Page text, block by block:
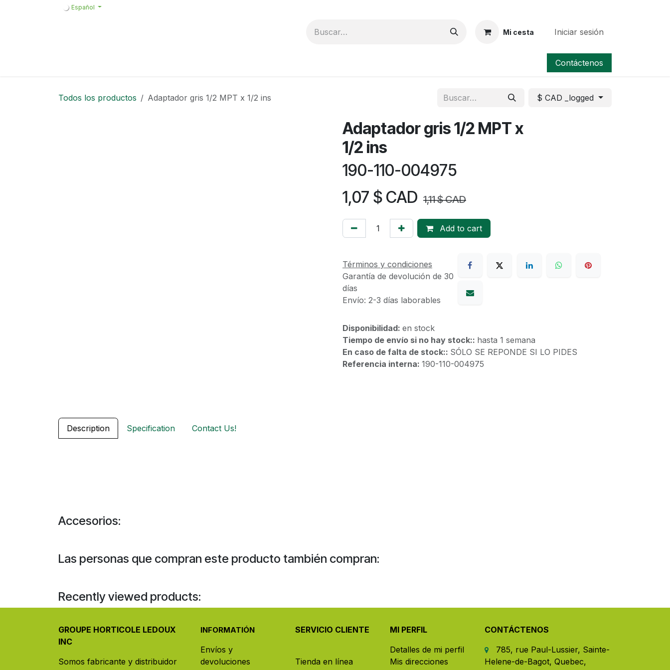
Español
Mi cesta Iniciar sesión
Contáctenos
Todos los productos Adaptador gris 1/2 MPT x 1/2 ins $ CAD _logged
Adaptador gris 1/2 MPT x
1/2 ins
190-110-004975
1,07 $ CAD 1,11$ CAD
Add to cart
Términos y condiciones
Garantía de devolución de 30
días
Envío: 2-3 días laborables
Disponibilidad: en stock
Tiempo de envío si no hay stock:: hasta 1 semana
En caso de falta de stock:: SÓLO SE REPONDE SI LO PIDES
Referencia interna: 190-110-004975
Description Specification Contact Us!
Accesorios:
Las personas que compran este producto también compran:
Recently viewed products:
GROUPE HORTICOLE LEDOUX
INC
Somos fabricante y distribuidor
INFORMATIÓN
Envíos y
devoluciones
SERVICIO CLIENTE
Tienda en línea
MI PERFIL
Detalles de mi perfil
Mis direcciones
CONTÁCTENOS
785, rue Paul-Lussier, Sainte-
Helene-de-Bagot, Quebec,